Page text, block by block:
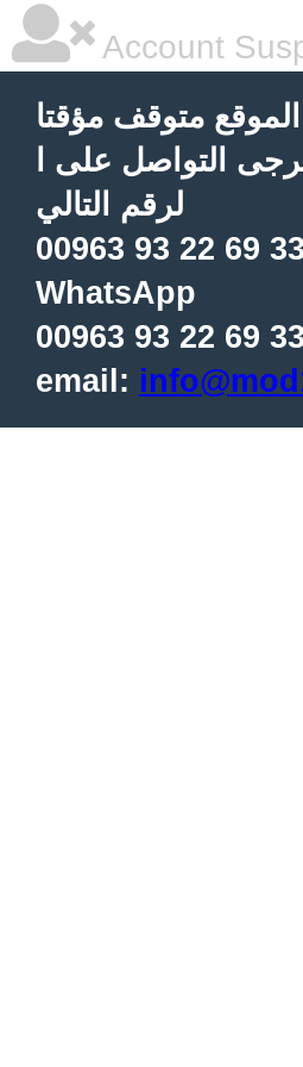
Account
متوقف مؤقتا
التواصل على ا
لرقم التالي
00963 93 22 69
WhatsApp
00963 93 22 69
email: